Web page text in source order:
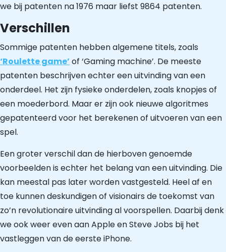
we bij patenten na 1976 maar liefst 9864 patenten.
Verschillen
Sommige patenten hebben algemene titels, zoals
‘Roulette game’of ‘Gaming machine’. De meeste
patenten beschrijven echter een uitvinding van een
onderdeel. Het zijn fysieke onderdelen, zoals knopjes of
een moederbord. Maar er zijn ook nieuwe algoritmes
gepatenteerd voor het berekenen of uitvoeren van een
spel.
Een groter verschil dan de hierboven genoemde
voorbeelden is echter het belang van een uitvinding. Die
kan meestal pas later worden vastgesteld. Heel af en
toe kunnen deskundigen of visionairs de toekomst van
zo’n revolutionaire uitvinding al voorspellen. Daarbij denk
we ook weer even aan Apple en Steve Jobs bij het
vastleggen van de eerste iPhone.